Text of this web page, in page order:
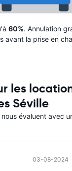
60%. Annulation
avant la prise en
les
Séville
nous évaluent avec
03-08-2024